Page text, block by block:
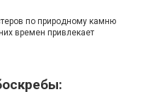
по природному камню
времен привлекает